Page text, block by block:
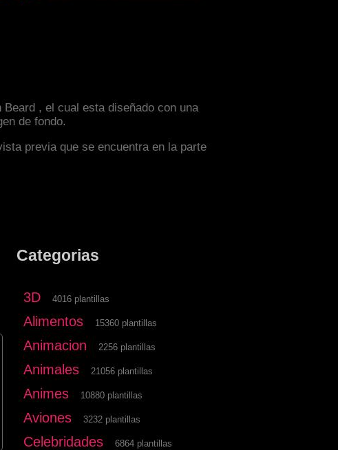
, el cual esta diseñado con una
de fondo.
previa que se encuentra en la parte
Categorias
3D 4016 plantillas
Alimentos 15360 plantillas
Animacion 2256 plantillas
Animales 21056 plantillas
Animes 10880 plantillas
Aviones 3232 plantillas
Celebridades 6864 plantillas